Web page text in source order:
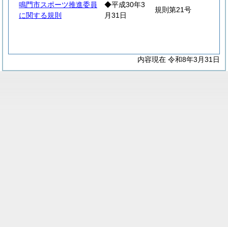
鳴門市スポーツ推進委員
に関する規則
◆平成30年3
月31日
規則第21号
内容現在 令和8年3月31日